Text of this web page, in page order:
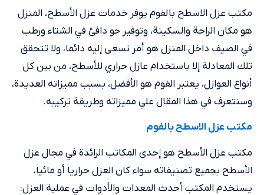
مكتب عزل الاسطح بالفوم يوفر خدمات عزل الأسطح، المنزل
هو مكان الراحة والسكينة، وتوفير جو دافئ في الشتاء ورطب
في الصيف داخل المنزل هو أمر نسعى إليه دائما، ولا تتحقق
تلك المعادلة إلا باستخدام عازل حراري للأسطح، من بين كل
أنواع العوازل، يعتبر الفوم هو الأفضل، بسبب مميزاته العديدة،
وسنتعرف في هذا المقال علي مميزاته وطريقة تركيبه.
مكتب عزل الاسطح بالفوم
مكتب عزل الأسطح هو إحدى المكاتب الرائدة في مجال عزل
الأسطح بجميع تصنيفاته سواء كان العزل حراريا أو مائيا،
يستخدم المكتب أحدث المعدات والأدوات في عملية العزل: